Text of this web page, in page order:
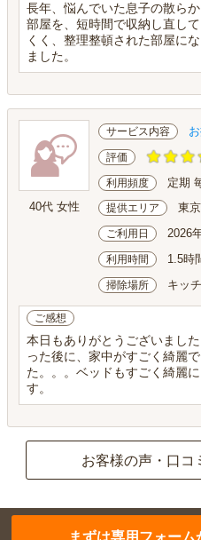
長年、悩んでいた息子の散ら
部屋を、短時間で収納し直し
くく、整理整頓された部屋に
ました。
40代 女性
サービス内容
評価
利用頻度 定期
提供エリア 東
ご利用日 2026
利用時間 1.5時
掃除場所 キッ
ご感想
本日もありがとうございまし
った後に、家中がすごく綺麗
た。。。ベッドもすごく綺麗
す。
お客様の声・口コ
まずは専用フォーム